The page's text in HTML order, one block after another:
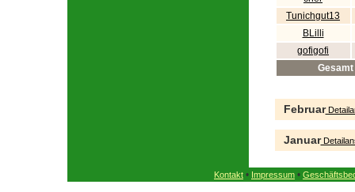
Tunichgut13
BLilli
gofigofi
Gesamt
Februar
Januar
Kontakt • Impressum •